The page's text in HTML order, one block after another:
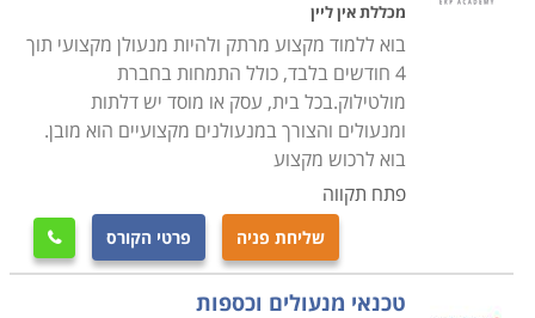
לימודי קורס מנעולנות מתקיימים במרכזי לימוד רבים,
בתכניות לימודים אישיות עם לווי מקצועי צמוד, כאשר חשוב
לוודא כי מקום הלימודים הינו עם וותק והמורים הינם מנוסים
בתחום, כמו גם כי התעודה הניתנת בסיומו של הקורס הינו
מקצועית ומוכרת בחברות המובילות בתחום זה.
בחלק ממוסדות הלימוד קיימת מערכת השמה של כוח אדם,
אשר מטרתה לסייע למסיימים את הקורס בהצלחה למצוא
מקום עבודה ולהשתלב מייד בשוק העבודה, לכן רצוי לבחור
מכללת אין ליין
בוא ללמוד מקצוע מרתק ולהיות מנעולן מקצועי תוך
4 חודשים בלבד, כולל התמחות בחברת
מולטילוק.בכל בית, עסק או מוסד יש דלתות
ומנעולים והצורך במנעולנים מקצועיים הוא מובן.
בוא לרכוש מקצוע
פתח תקווה
שליחת פניה פרטי הקורס 
טכנאי מנעולים וכספות